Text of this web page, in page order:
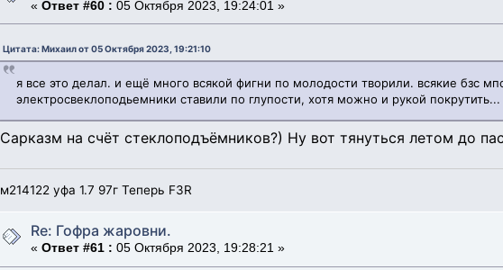
« Ответ #60 : 05 Октября 2023, 19:24:01 »
Цитата: Михаил от 05 Октября 2023, 19:21:10
я все это делал. и ещё много всякой фигни по молодости творили. всякие бзс
электросвеклоподьемники ставили по глупости, хотя можно и рукой покрутить...
Сарказм на счёт стеклоподъёмников?) Ну вот тянуться летом до
м214122 уфа 1.7 97г Теперь F3R
Re: Гофра жаровни.
« Ответ #61 : 05 Октября 2023, 19:28:21 »